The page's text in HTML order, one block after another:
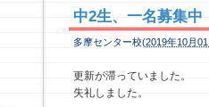
中2生、一名募集
多摩センター校(2019年10月01
更新が滞っていました。
失礼しました。